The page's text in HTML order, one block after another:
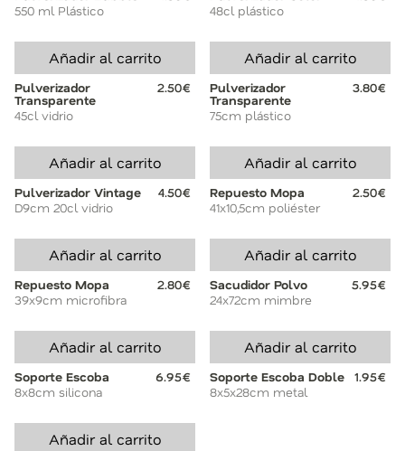
550 ml Plástico
48cl plástico
Añadir al carrito
Pulverizador
Transparente
2.50€
45cl vidrio
Añadir al carrito
Pulverizador
Transparente
3.80€
75cm plástico
Añadir al carrito
Pulverizador Vintage
4.50€
D9cm 20cl vidrio
Añadir al carrito
Repuesto Mopa
2.50€
41x10,5cm poliéster
Añadir al carrito
Repuesto Mopa
2.80€
39x9cm microfibra
Añadir al carrito
Sacudidor Polvo
5.95€
24x72cm mimbre
Añadir al carrito
Soporte Escoba
6.95€
8x8cm silicona
Añadir al carrito
Soporte Escoba Doble
1.95€
8x5x28cm metal
Añadir al carrito